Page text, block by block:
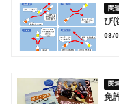
び(
08/
免